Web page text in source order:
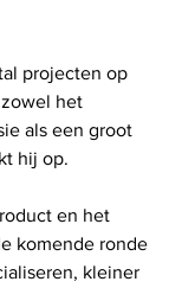
projecten op
het
als een groot
hij op.
en het
komende ronde
kleiner